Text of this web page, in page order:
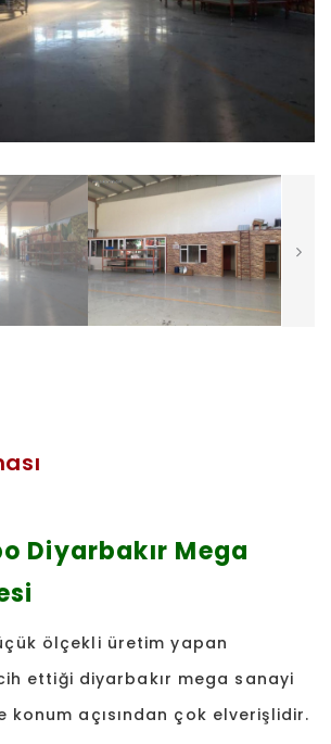
Diyarbakır Mega
ölçekli üretim yapan
ettiği diyarbakır mega sanayi
konum açısından çok elverişlidir.